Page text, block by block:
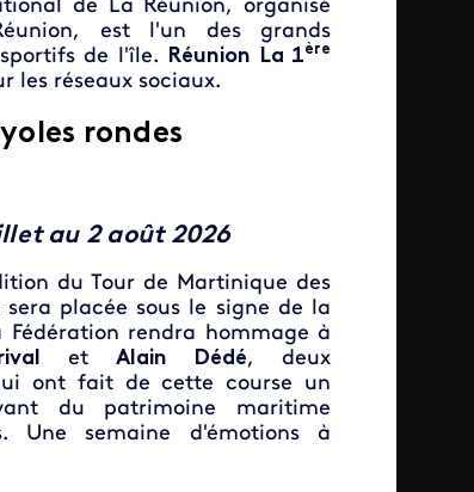
de La Réunion, organisé
est l'un des grands
de l'île. Réunion La 1ère
les réseaux sociaux.
rondes
au 2 août 2026
du Tour de Martinique des
sera placée sous le signe de la
Fédération rendra hommage à
etAlain Dédé, deux
ont fait de cette course un
du patrimoine maritime
Une semaine d'émotions à